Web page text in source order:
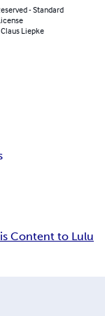
- Standard
Claus Liepke
Content to Lulu